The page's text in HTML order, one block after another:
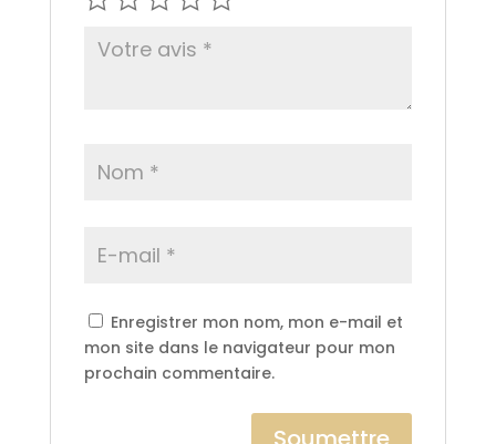
Enregistrer mon nom, mon e-mail et
mon site dans le navigateur pour mon
prochain commentaire.